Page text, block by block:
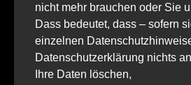
nicht mehr brauchen oder Sie
Dass bedeutet, dass – sofern
einzelnen
Datenschutzerklärung nichts
Ihre Daten löschen,